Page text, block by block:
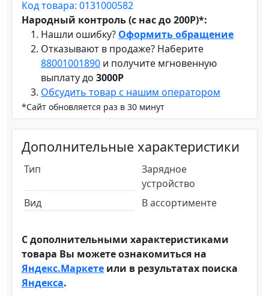
Код товара: 0131000582
Народный контроль (с нас до 200Р)*:
Нашли ошибку? Оформить обращение
Отказывают в продаже? Наберите
88001001890 и получите мгновенную
выплату до 3000Р
Обсудить товар с нашим оператором
*Сайт обновляется раз в 30 минут
Дополнительные характеристики
Тип
Зарядное
устройство
Вид
В ассортименте
С дополнительными характеристиками
товара Вы можете ознакомиться на
Яндекс.Маркете или в результатах поиска
Яндекса.